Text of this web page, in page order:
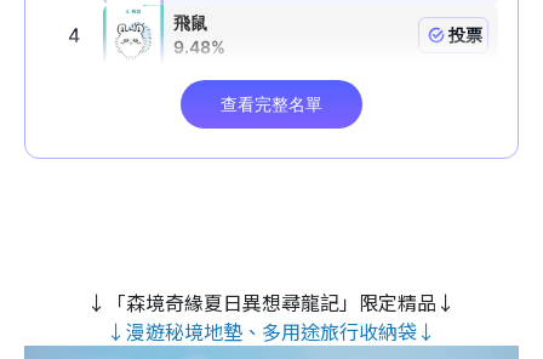
↓「森境奇緣夏日異想尋龍記」限定精品↓
↓漫遊秘境地墊、多用途旅行收納袋↓